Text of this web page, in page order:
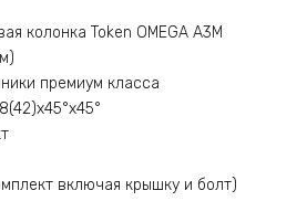
колонка Token OMEGA A3M
премиум класса
включая крышку и болт)